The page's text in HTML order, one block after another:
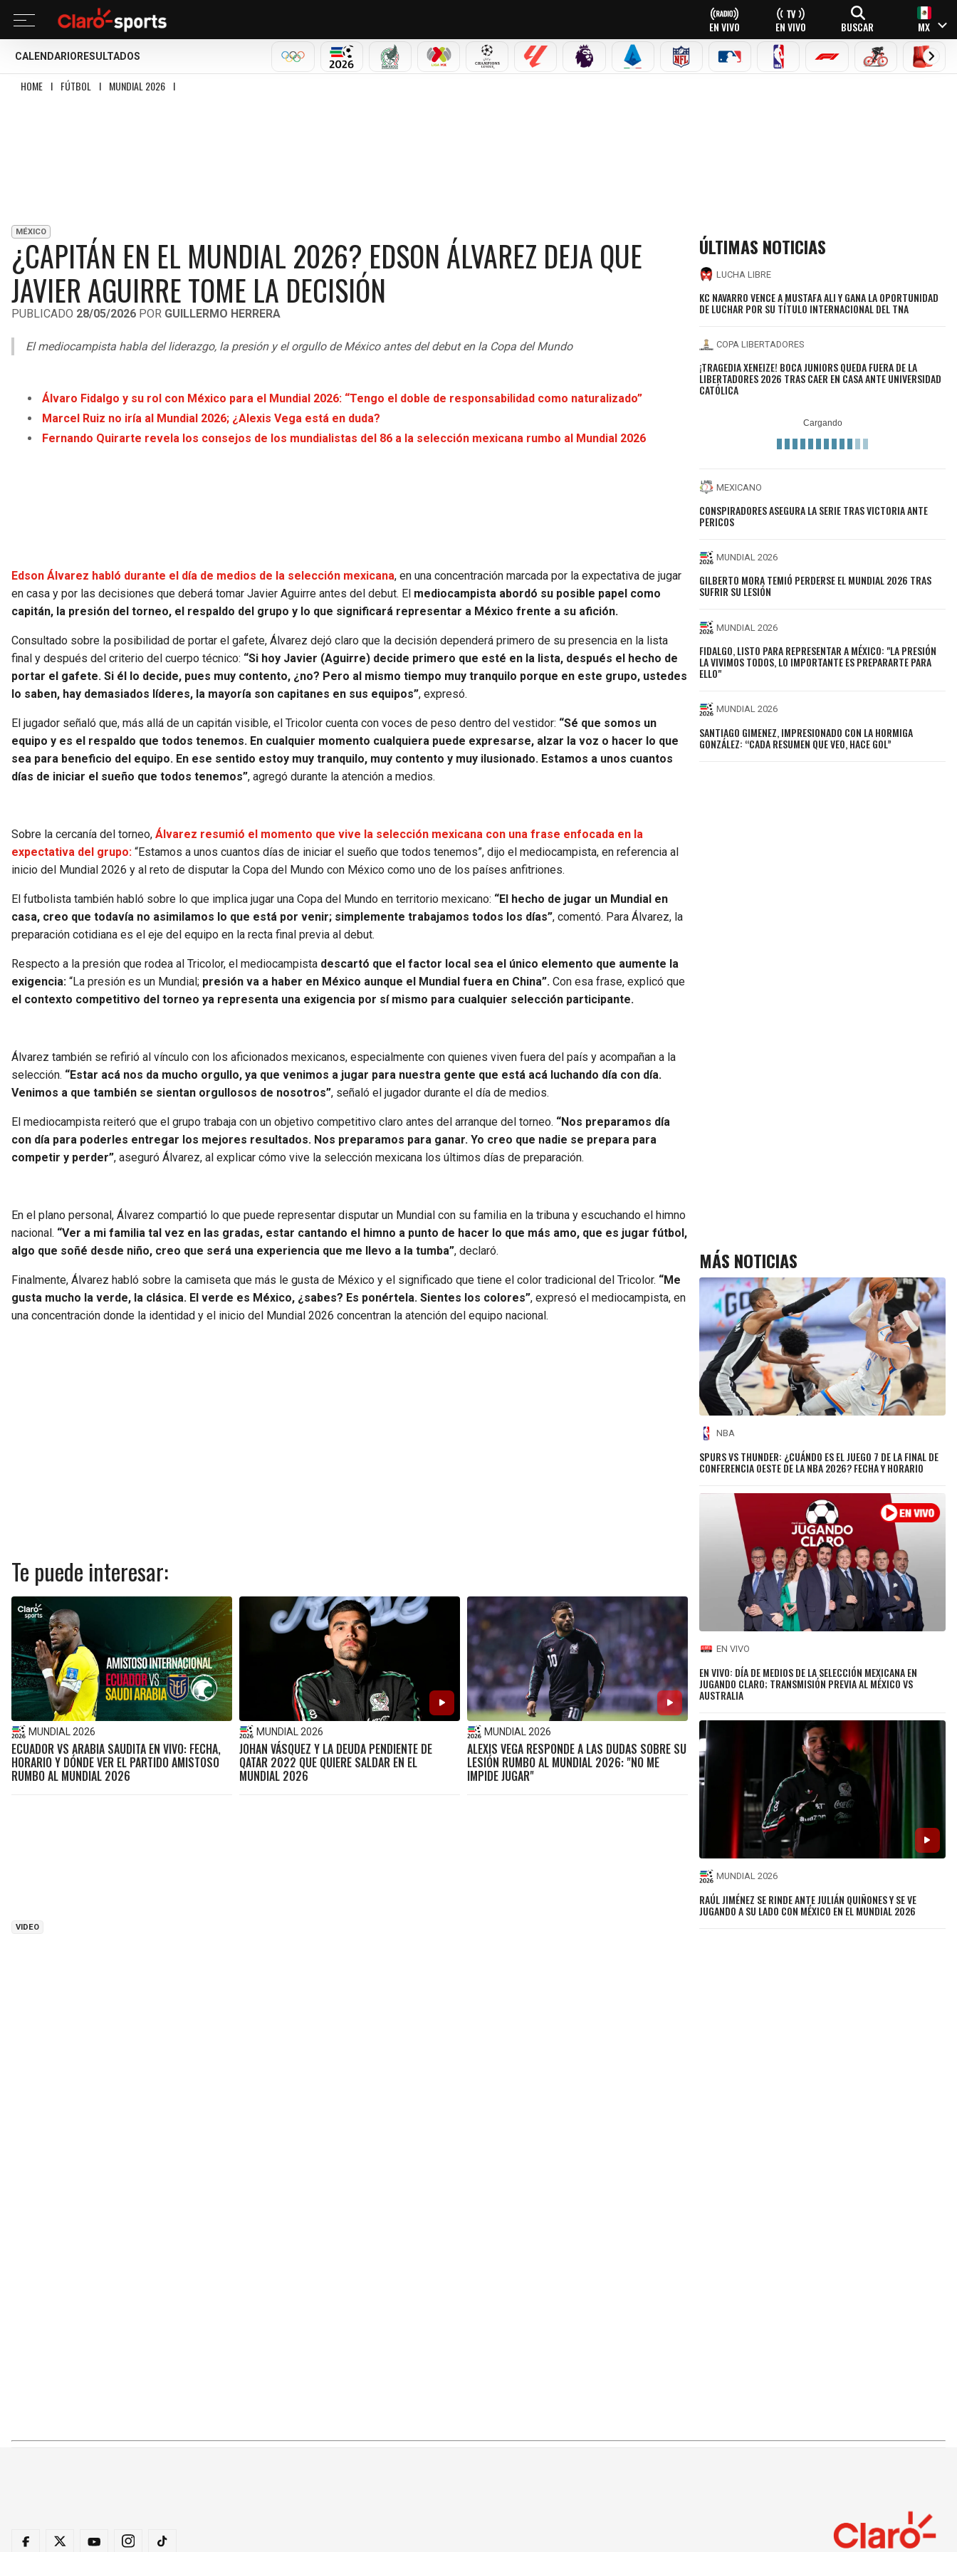
EN VIVO EN VIVO BUSCAR MX
CALENDARIO RESULTADOS
OLÍMPICOSMUNDIAL 2026SELECCIÓN MEXICANA
LIGA MX CHAMPIONS LEAGUE
LALIGA PREMIER LEAGUE
SERIE A NFL MLB NBA FÓRMULA 1CICLISMOBOXEO
HOME I FÚTBOL I MUNDIAL 2026 I
MÉXICO
¿CAPITÁN EN EL MUNDIAL 2026? EDSON ÁLVAREZ DEJA QUE
JAVIER AGUIRRE TOME LA DECISIÓN
PUBLICADO 28/05/2026 POR GUILLERMO HERRERA
El mediocampista habla del liderazgo, la presión y el orgullo de México antes del debut en la Copa del Mundo
Álvaro Fidalgo y su rol con México para el Mundial 2026: “Tengo el doble de responsabilidad como naturalizado”
Marcel Ruiz no iría al Mundial 2026; ¿Alexis Vega está en duda?
Fernando Quirarte revela los consejos de los mundialistas del 86 a la selección mexicana rumbo al Mundial 2026
Edson Álvarez habló durante el día de medios de la selección mexicana, en una concentración marcada por la expectativa de jugar
en casa y por las decisiones que deberá tomar Javier Aguirre antes del debut. El mediocampista abordó su posible papel como
capitán, la presión del torneo, el respaldo del grupo y lo que significará representar a México frente a su afición.
Consultado sobre la posibilidad de portar el gafete, Álvarez dejó claro que la decisión dependerá primero de su presencia en la lista
final y después del criterio del cuerpo técnico: “Si hoy Javier (Aguirre) decide primero que esté en la lista, después el hecho de
portar el gafete. Si él lo decide, pues muy contento, ¿no? Pero al mismo tiempo muy tranquilo porque en este grupo, ustedes
lo saben, hay demasiados líderes, la mayoría son capitanes en sus equipos”, expresó.
El jugador señaló que, más allá de un capitán visible, el Tricolor cuenta con voces de peso dentro del vestidor: “Sé que somos un
equipo y es el respaldo que todos tenemos. En cualquier momento cualquiera puede expresarse, alzar la voz o hacer lo que
sea para beneficio del equipo. En ese sentido estoy muy tranquilo, muy contento y muy ilusionado. Estamos a unos cuantos
días de iniciar el sueño que todos tenemos”, agregó durante la atención a medios.
Sobre la cercanía del torneo, Álvarez resumió el momento que vive la selección mexicana con una frase enfocada en la
expectativa del grupo: “Estamos a unos cuantos días de iniciar el sueño que todos tenemos”, dijo el mediocampista, en referencia al
inicio del Mundial 2026 y al reto de disputar la Copa del Mundo con México como uno de los países anfitriones.
El futbolista también habló sobre lo que implica jugar una Copa del Mundo en territorio mexicano: “El hecho de jugar un Mundial en
casa, creo que todavía no asimilamos lo que está por venir; simplemente trabajamos todos los días”, comentó. Para Álvarez, la
preparación cotidiana es el eje del equipo en la recta final previa al debut.
Respecto a la presión que rodea al Tricolor, el mediocampista descartó que el factor local sea el único elemento que aumente la
exigencia: “La presión es un Mundial; presión va a haber en México aunque el Mundial fuera en China”. Con esa frase, explicó que
el contexto competitivo del torneo ya representa una exigencia por sí mismo para cualquier selección participante.
Álvarez también se refirió al vínculo con los aficionados mexicanos, especialmente con quienes viven fuera del país y acompañan a la
selección. “Estar acá nos da mucho orgullo, ya que venimos a jugar para nuestra gente que está acá luchando día con día.
Venimos a que también se sientan orgullosos de nosotros”, señaló el jugador durante el día de medios.
El mediocampista reiteró que el grupo trabaja con un objetivo competitivo claro antes del arranque del torneo. “Nos preparamos día
con día para poderles entregar los mejores resultados. Nos preparamos para ganar. Yo creo que nadie se prepara para
competir y perder”, aseguró Álvarez, al explicar cómo vive la selección mexicana los últimos días de preparación.
En el plano personal, Álvarez compartió lo que puede representar disputar un Mundial con su familia en la tribuna y escuchando el himno
nacional. “Ver a mi familia tal vez en las gradas, estar cantando el himno a punto de hacer lo que más amo, que es jugar fútbol,
algo que soñé desde niño, creo que será una experiencia que me llevo a la tumba”, declaró.
Finalmente, Álvarez habló sobre la camiseta que más le gusta de México y el significado que tiene el color tradicional del Tricolor. “Me
gusta mucho la verde, la clásica. El verde es México, ¿sabes? Es ponértela. Sientes los colores”, expresó el mediocampista, en
una concentración donde la identidad y el inicio del Mundial 2026 concentran la atención del equipo nacional.
Te puede interesar:
MUNDIAL 2026
ECUADOR VS ARABIA SAUDITA EN VIVO: FECHA,
HORARIO Y DÓNDE VER EL PARTIDO AMISTOSO
RUMBO AL MUNDIAL 2026
MUNDIAL 2026
JOHAN VÁSQUEZ Y LA DEUDA PENDIENTE DE
QATAR 2022 QUE QUIERE SALDAR EN EL
MUNDIAL 2026
MUNDIAL 2026
ALEXIS VEGA RESPONDE A LAS DUDAS SOBRE SU
LESIÓN RUMBO AL MUNDIAL 2026: "NO ME
IMPIDE JUGAR"
VIDEO
ÚLTIMAS NOTICIAS
LUCHA LIBRE
KC NAVARRO VENCE A MUSTAFA ALI Y GANA LA OPORTUNIDAD
DE LUCHAR POR SU TÍTULO INTERNACIONAL DEL TNA
COPA LIBERTADORES
¡TRAGEDIA XENEIZE! BOCA JUNIORS QUEDA FUERA DE LA
LIBERTADORES 2026 TRAS CAER EN CASA ANTE UNIVERSIDAD
CATÓLICA
MEXICANO
CONSPIRADORES ASEGURA LA SERIE TRAS VICTORIA ANTE
PERICOS
MUNDIAL 2026
GILBERTO MORA TEMIÓ PERDERSE EL MUNDIAL 2026 TRAS
SUFRIR SU LESIÓN
MUNDIAL 2026
FIDALGO, LISTO PARA REPRESENTAR A MÉXICO: "LA PRESIÓN
LA VIVIMOS TODOS, LO IMPORTANTE ES PREPARARTE PARA
ELLO"
MUNDIAL 2026
SANTIAGO GIMENEZ, IMPRESIONADO CON LA HORMIGA
GONZÁLEZ: “CADA RESUMEN QUE VEO, HACE GOL”
MÁS NOTICIAS
NBA
SPURS VS THUNDER: ¿CUÁNDO ES EL JUEGO 7 DE LA FINAL DE
CONFERENCIA OESTE DE LA NBA 2026? FECHA Y HORARIO
EN VIVO
EN VIVO: DÍA DE MEDIOS DE LA SELECCIÓN MEXICANA EN
JUGANDO CLARO; TRANSMISIÓN PREVIA AL MÉXICO VS
AUSTRALIA
MUNDIAL 2026
RAÚL JIMÉNEZ SE RINDE ANTE JULIÁN QUIÑONES Y SE VE
JUGANDO A SU LADO CON MÉXICO EN EL MUNDIAL 2026